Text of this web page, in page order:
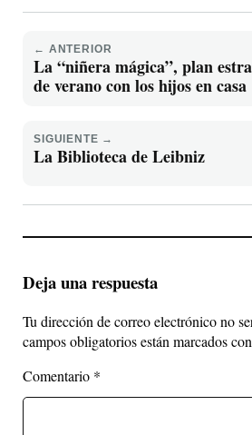
← ANTERIOR
La “niñera mágica”, plan
de verano con los hijos en casa
SIGUIENTE →
La Biblioteca de Leibniz
Deja una respuesta
Tu dirección de correo electrónico no
campos obligatorios están marcados con
Comentario *